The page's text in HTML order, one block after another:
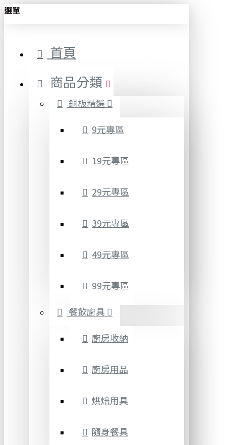
選單
首頁
商品分類
銅板精選
9元專區
19元專區
29元專區
39元專區
49元專區
99元專區
餐飲廚具
廚房收納
廚房用品
烘焙用具
隨身餐具